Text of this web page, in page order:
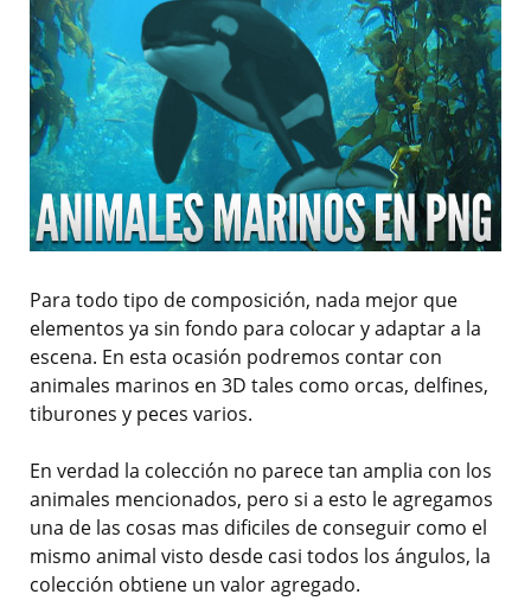
Para todo tipo de composición, nada mejor que
elementos ya sin fondo para colocar y adaptar a la
escena. En esta ocasión podremos contar con
animales marinos en 3D tales como orcas, delfines,
tiburones y peces varios.
En verdad la colección no parece tan amplia con los
animales mencionados, pero si a esto le agregamos
una de las cosas mas dificiles de conseguir como el
mismo animal visto desde casi todos los ángulos, la
colección obtiene un valor agregado.